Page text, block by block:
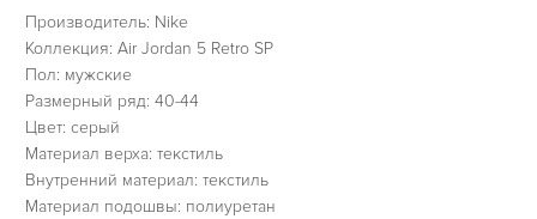
Производитель: Nike
Коллекция: Air Jordan 5 Retro SP
Пол: мужские
Размерный ряд: 40-44
Цвет: серый
Материал верха: текстиль
Внутренний материал: текстиль
Материал подошвы: полиуретан